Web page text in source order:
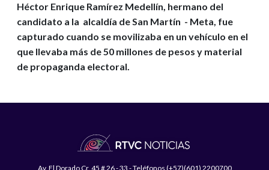
Héctor Enrique Ramírez Medellín, hermano del
candidato a la alcaldía de San Martín - Meta, fue
capturado cuando se movilizaba en un vehículo en el
que llevaba más de 50 millones de pesos y material
de propaganda electoral.
Av. El Dorado Cr. 45 # 26 - 33 - Teléfonos (+57)(601) 2200700